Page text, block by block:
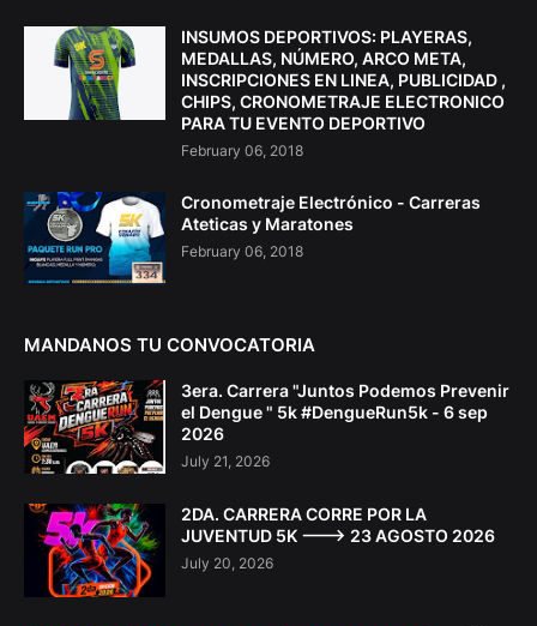
INSUMOS DEPORTIVOS: PLAYERAS,
MEDALLAS, NÚMERO, ARCO META,
INSCRIPCIONES EN LINEA, PUBLICIDAD ,
CHIPS, CRONOMETRAJE ELECTRONICO
PARA TU EVENTO DEPORTIVO
February 06, 2018
Cronometraje Electrónico - Carreras
Ateticas y Maratones
February 06, 2018
MANDANOS TU CONVOCATORIA
3era. Carrera "Juntos Podemos Prevenir
el Dengue " 5k #DengueRun5k - 6 sep
2026
July 21, 2026
2DA. CARRERA CORRE POR LA
JUVENTUD 5K ---> 23 AGOSTO 2026
July 20, 2026